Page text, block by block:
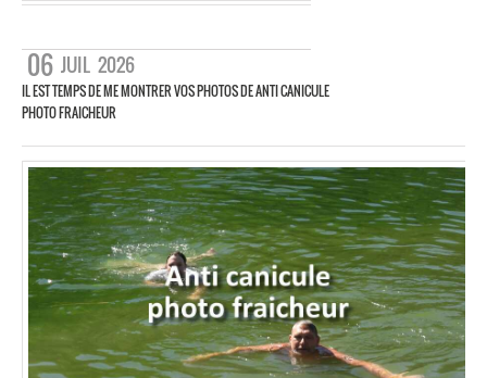
06 JUIL 2026
IL EST TEMPS DE ME MONTRER VOS PHOTOS DE ANTI CANICULE
PHOTO FRAICHEUR